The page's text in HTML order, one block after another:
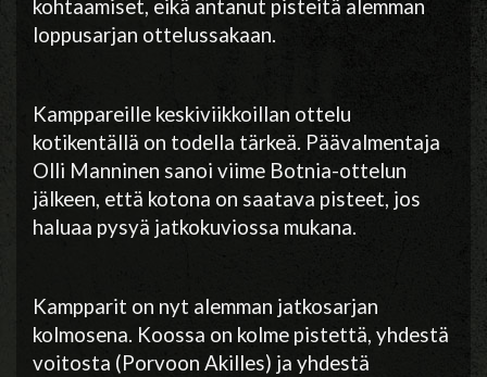
kohtaamiset, eikä antanut pisteitä alemman
loppusarjan ottelussakaan.
Kamppareille keskiviikkoillan ottelu
kotikentällä on todella tärkeä. Päävalmentaja
Olli Manninen sanoi viime Botnia-ottelun
jälkeen, että kotona on saatava pisteet, jos
haluaa pysyä jatkokuviossa mukana.
Kampparit on nyt alemman jatkosarjan
kolmosena. Koossa on kolme pistettä, yhdestä
voitosta (Porvoon Akilles) ja yhdestä